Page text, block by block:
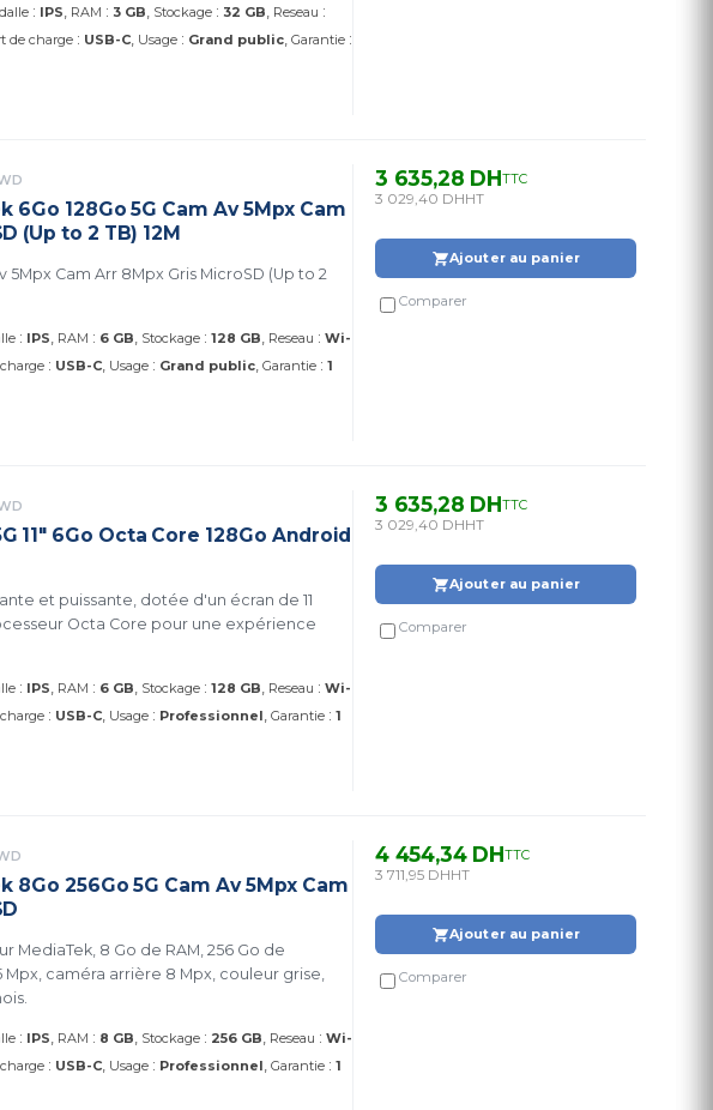
Batterie: 7040 mAh.
: IPS RAM : 3 GB Stockage : 32 GB Reseau :
de charge : USB-C Usage : Grand public Garantie :
6Go 128Go 5G Cam Av 5Mpx Cam
(Up to 2 TB) 12M
5Mpx Cam Arr 8Mpx Gris MicroSD (Up to 2
: IPS RAM : 6 GB Stockage : 128 GB Reseau : Wi-
: USB-C Usage : Grand public Garantie : 1
3 635,28 DHTTC
3 029,40 DHHT
Ajouter au panier
Comparer
11" 6Go Octa Core 128Go Android
et puissante, dotée d'un écran de 11
Octa Core pour une expérience
: IPS RAM : 6 GB Stockage : 128 GB Reseau : Wi-
: USB-C Usage : Professionnel Garantie : 1
3 635,28 DHTTC
3 029,40 DHHT
Ajouter au panier
Comparer
8Go 256Go 5G Cam Av 5Mpx Cam
MediaTek, 8 Go de RAM, 256 Go de
caméra arrière 8 Mpx, couleur grise,
: IPS RAM : 8 GB Stockage : 256 GB Reseau : Wi-
: USB-C Usage : Professionnel Garantie : 1
4 454,34 DHTTC
3 711,95 DHHT
Ajouter au panier
Comparer